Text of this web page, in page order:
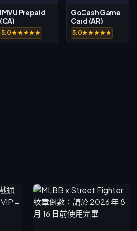
IMVU Prepaid
(CA)
5.0
GoCash Game
Card (AR)
5.0